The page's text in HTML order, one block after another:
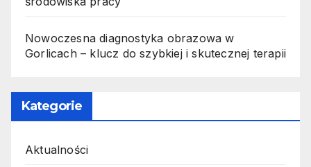
Nowoczesna diagnostyka obrazowa w
Gorlicach – klucz do szybkiej i skutecznej terapii
Kategorie
Aktualności